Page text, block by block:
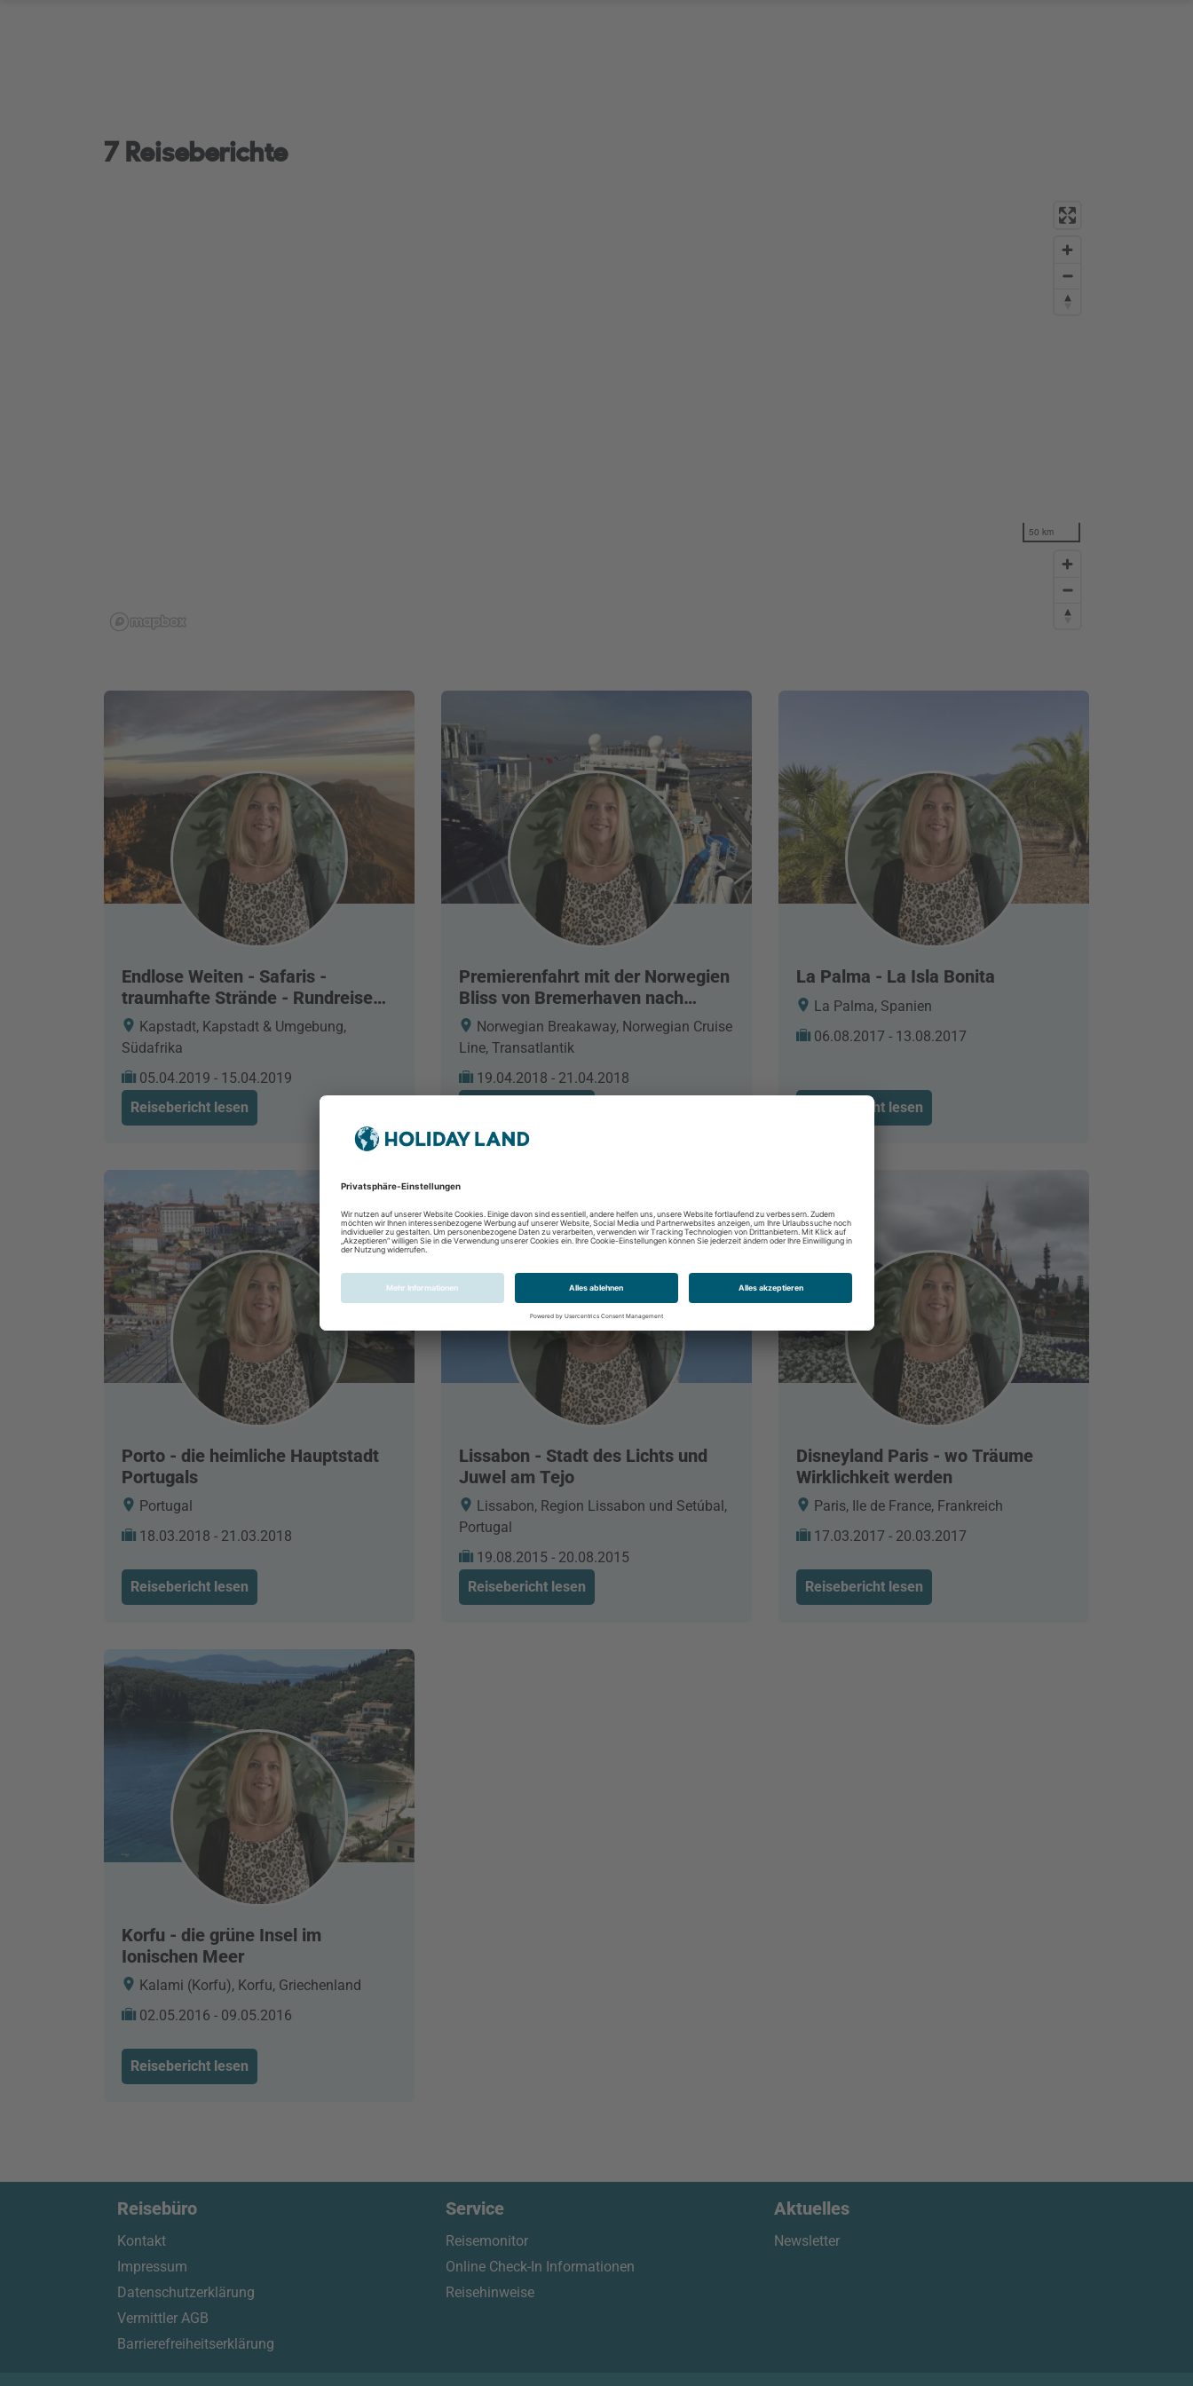
7 Reiseberichte
50 km
Endlose Weiten - Safaris -
traumhafte Strände - Rundreise
durch Südafrika
Kapstadt, Kapstadt & Umgebung,
Südafrika
05.04.2019 - 15.04.2019
Reisebericht lesen
Premierenfahrt mit der Norwegien
Bliss von Bremerhaven nach
Southhampton
Norwegian Breakaway, Norwegian Cruise
Line, Transatlantik
19.04.2018 - 21.04.2018
La Palma - La Isla Bonita
La Palma, Spanien
06.08.2017 - 13.08.2017
Reisebericht lesen
Porto - die heimliche Hauptstadt
Portugals
Portugal
18.03.2018 - 21.03.2018
Reisebericht lesen
Lissabon - Stadt des Lichts und
Juwel am Tejo
Lissabon, Region Lissabon und Setúbal,
Portugal
19.08.2015 - 20.08.2015
Reisebericht lesen
Disneyland Paris - wo Träume
Wirklichkeit werden
Paris, Ile de France, Frankreich
17.03.2017 - 20.03.2017
Reisebericht lesen
Korfu - die grüne Insel im
Ionischen Meer
Kalami (Korfu), Korfu, Griechenland
02.05.2016 - 09.05.2016
Reisebericht lesen
Reisebüro
Kontakt
Impressum
Datenschutzerklärung
Vermittler AGB
Barrierefreiheitserklärung
Service
Reisemonitor
Online Check-In Informationen
Reisehinweise
Aktuelles
Newsletter